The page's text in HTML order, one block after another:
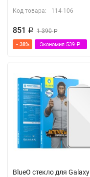
Код товара: 114-106
851 Р 1 390Р
- 38% Экономия 539 Р
BlueO стекло для Galaxy